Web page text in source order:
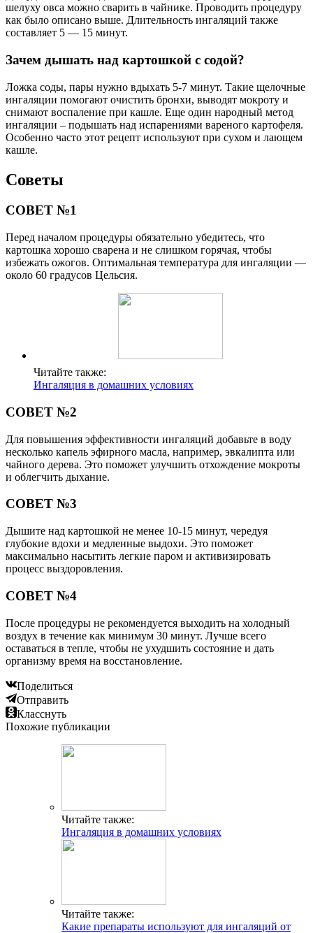
шелуху овса можно сварить в чайнике. Проводить процедуру
как было описано выше. Длительность ингаляций также
составляет 5 — 15 минут.
Зачем дышать над картошкой с содой?
Ложка соды, пары нужно вдыхать 5-7 минут. Такие щелочные
ингаляции помогают очистить бронхи, выводят мокроту и
снимают воспаление при кашле. Еще один народный метод
ингаляции – подышать над испарениями вареного картофеля.
Особенно часто этот рецепт используют при сухом и лающем
кашле.
Советы
СОВЕТ №1
Перед началом процедуры обязательно убедитесь, что
картошка хорошо сварена и не слишком горячая, чтобы
избежать ожогов. Оптимальная температура для ингаляции —
около 60 градусов Цельсия.
Читайте также:
Ингаляция в домашних условиях
СОВЕТ №2
Для повышения эффективности ингаляций добавьте в воду
несколько капель эфирного масла, например, эвкалипта или
чайного дерева. Это поможет улучшить отхождение мокроты
и облегчить дыхание.
СОВЕТ №3
Дышите над картошкой не менее 10-15 минут, чередуя
глубокие вдохи и медленные выдохи. Это поможет
максимально насытить легкие паром и активизировать
процесс выздоровления.
СОВЕТ №4
После процедуры не рекомендуется выходить на холодный
воздух в течение как минимум 30 минут. Лучше всего
оставаться в тепле, чтобы не ухудшить состояние и дать
организму время на восстановление.
Поделиться
Отправить
Класснуть
Похожие публикации
Читайте также:
Ингаляция в домашних условиях
Читайте также:
Какие препараты используют для ингаляций от